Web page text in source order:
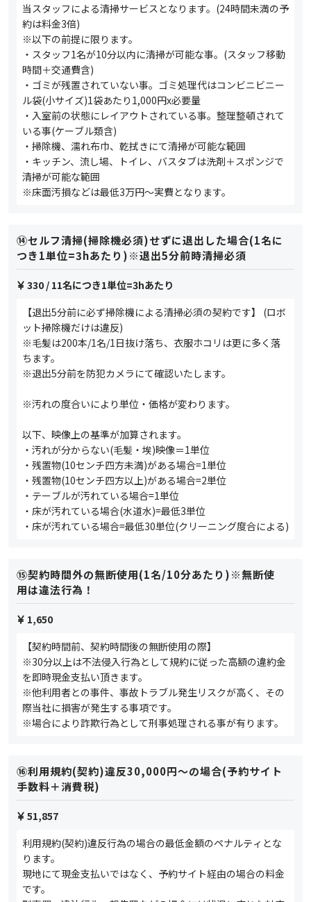
当スタッフによる清掃サービスとなります。(24時間未満の予
約は料金3倍)
※以下の前提に限ります。
・スタッフ1名が10分以内に清掃が可能な事。(スタッフ移動
時間＋交通費含)
・ゴミが残置されていない事。ゴミ処理代はコンビニビニー
ル袋(小サイズ)1袋あたり1,000円x必要量
・入室前の状態にレイアウトされている事。整理整頓されて
いる事(ケーブル類含)
・掃除機、濡れ布巾、乾拭きにて清掃が可能な範囲
・キッチン、流し場、トイレ、バスタブは洗剤＋スポンジで
清掃が可能な範囲
※床面汚損などは最低3万円～実費となります。
⑭セルフ清掃(掃除機必須)せずに退出した場合(1名に
つき1単位=3hあたり)※退出5分前時清掃必須
330 / 11名につき1単位=3hあたり
【退出5分前に必ず掃除機による清掃必須の契約です】 (ロボ
ット掃除機だけは違反)
※毛髪は200本/1名/1日抜け落ち、衣服ホコリは更に多く落
ちます。
※退出5分前を防犯カメラにて確認いたします。
※汚れの度合いにより単位・価格が変わります。
以下、映像上の基準が加算されます。
・汚れが分からない(毛髪・埃)映像＝1単位
・残置物(10センチ四方未満)がある場合=1単位
・残置物(10センチ四方以上)がある場合=2単位
・テーブルが汚れている場合=1単位
・床が汚れている場合(水道水)=最低3単位
・床が汚れている場合=最低30単位(クリーニング度合による)
⑮契約時間外の無断使用(1名/10分あたり)※無断使
用は違法行為！
1,650
【契約時間前、契約時間後の無断使用の際】
※30分以上は不法侵入行為として規約に従った高額の違約金
を即時現金支払い頂きます。
※他利用者との事件、事故トラブル発生リスクが高く、その
際当社に損害が発生する事項です。
※場合により詐欺行為として刑事処理される事が有ります。
⑯利用規約(契約)違反30,000円～の場合(予約サイト
手数料＋消費税)
51,857
利用規約(契約)違反行為の場合の最低金額のペナルティとな
ります。
現地にて現金支払いではなく、予約サイト経由の場合の料金
です。